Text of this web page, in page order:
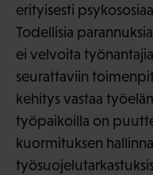
erityisesti
Todellisia
ei velvoita
seurattaviin
kehitys vastaa
työpaikoilla on
kuormituksen